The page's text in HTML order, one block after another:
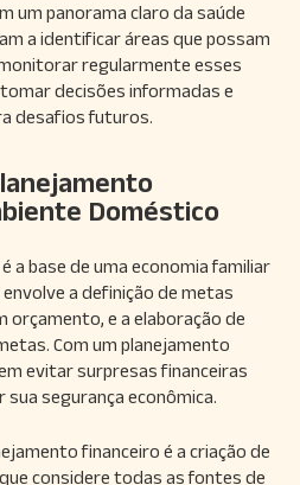
um panorama claro da saúde
a identificar áreas que possam
regularmente esses
decisões informadas e
desafios futuros.
Doméstico
a base de uma economia familiar
a definição de metas
orçamento, e a elaboração de
Com um planejamento
evitar surpresas financeiras
segurança econômica.
financeiro é a criação de
considere todas as fontes de